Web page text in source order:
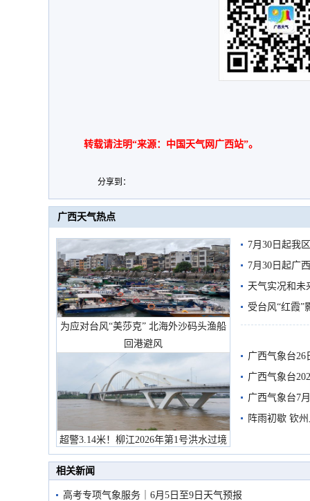
转载请注明“来源：中国天气网广西站”。
分享到：
广西天气热点
为应对台风“美莎克” 北海外沙码头渔船
回港避风
超警3.14米！柳江2026年第1号洪水过境
市民在堤岸见证汛况
7月30日起我
7月30日起广
天气实况和未
受台风“红霞”
有较强降雨
广西气象台26
广西气象台
预警
广西气象台7
阵雨初歇 钦
相关新闻
高考专项气象服务｜6月5日至9日天气预报